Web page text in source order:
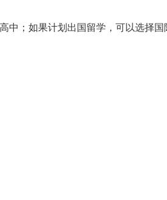
；如果计划出国留学，可以选择国